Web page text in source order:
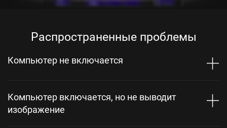
Распространенные проблемы
Компьютер не включается
Компьютер включается, но не выводит
изображение